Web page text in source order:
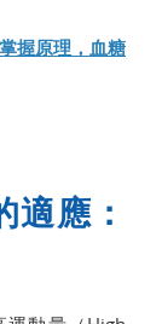
握原理，血糖
應：